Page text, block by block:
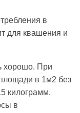
в
для квашения и
хорошо. При
в 1м2 без
килограмм.
в